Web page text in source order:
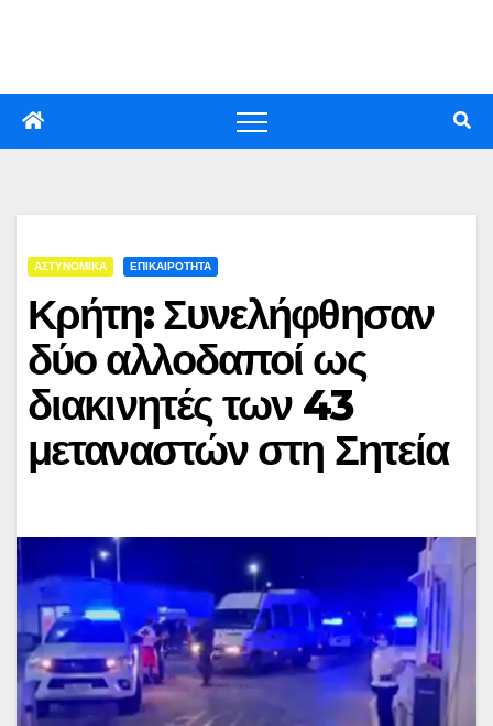
ΑΣΤΥΝΟΜΙΚΑ ΕΠΙΚΑΙΡΟΤΗΤΑ
Κρήτη: Συνελήφθησαν
δύο αλλοδαποί ως
διακινητές των 43
μεταναστών στη Σητεία